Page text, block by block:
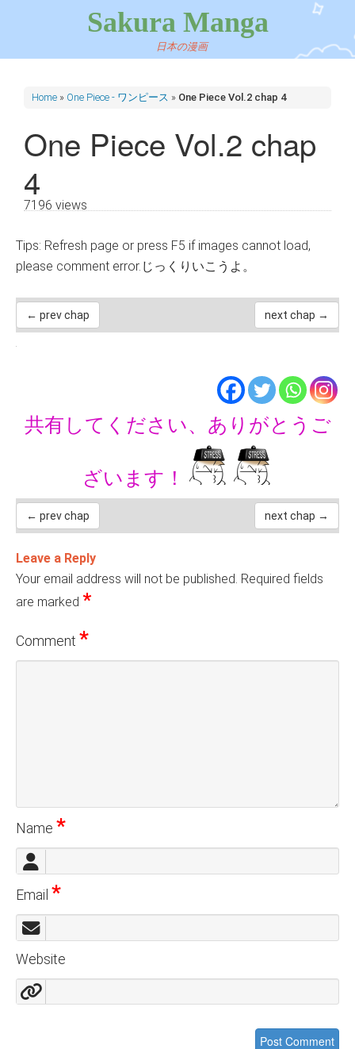
Sakura Manga
日本の漫画
Home » One Piece - ワンピース » One Piece Vol.2 chap 4
One Piece Vol.2 chap
4
7196 views
Tips: Refresh page or press F5 if images cannot load,
please comment error.じっくりいこうよ。
← prev chap next chap →
共有してください、ありがとうご
ざいます！
← prev chap next chap →
Leave a Reply
Your email address will not be published. Required fields
are marked *
Comment *
Name *
Email *
Website